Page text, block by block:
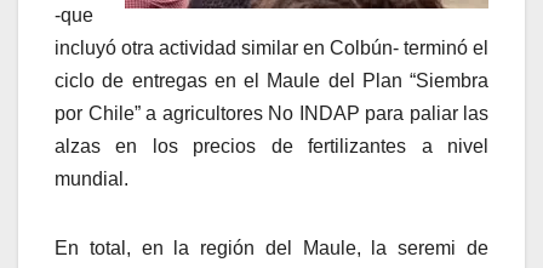
-que
incluyó otra actividad similar en Colbún- terminó el
ciclo de entregas en el Maule del Plan “Siembra
por Chile” a agricultores No INDAP para paliar las
alzas en los precios de fertilizantes a nivel
mundial.
En total, en la región del Maule, la seremi de